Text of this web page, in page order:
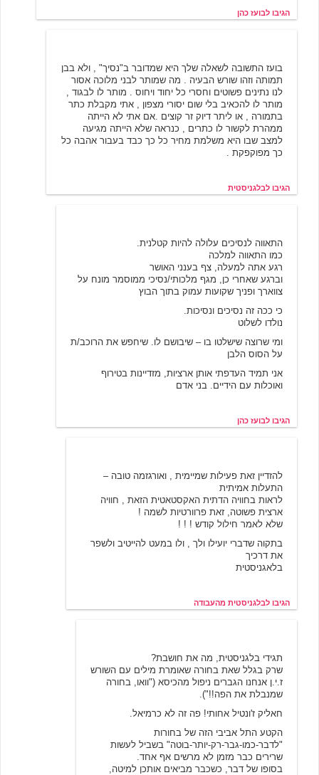
הגיבו לבועז כהן
בועז התשובה לשאלה שלך היא שמדובר ב"נסיך" , ולא בבן
תמותה וזהו שורש הבעיה . מה שמותר לבני מלוכה אסור
לנו נתינים פשוטים וחסרי כל יחוד ויחוס . מותר לו לבגוד ,
מותר לו להכאיב בלי שום יסורי מצפון , אתי מקבלת כתר
בתמורה , או ליתר דיוק זר קוצים .אם אתי לא הייתה
ממהרת לקשור לו כתרים , כנראה שלא הייתה מגיעה
למצב שבו היא משלמת מחיר כל כך כבד בעבור אהבה כל
כך מפוקפקת .
הגיבו לבלגניסטית
התאווה לנסיכים עלולה להיות קטלנית.
כמו התאווה למלכה
רגע אתה למעלה, צף בענני האושר
וברגע שאחרי כן, מגף מלכותי/נסיכי ממוסמר מונח על
צווארך ופניך שקועות עמוק בתוך הבוץ
כי ככה זה נסיכים ונסיכות.
נולדו לשלוט
ומי שרוצה שישלטו בו – שיבושם לו. שיחפש את הרוכב/ת
על הסוס הלבן
אני תמיד העדפתי אותן ארציות, מזדיינות בטירוף
ואוכלות עם הידיים. בני אדם
הגיבו לבועז כהן
להזדיין זאת פעילות שמיימית , ואורגזמה טובה –
התעלות אמיתית
לראות בחוויה הדתית האקסטאטית הזאת , חוויה
ארצית פשוטה, זאת פרוורטיות לשמה !
שלא לאמר חילול קודש ! ! !
בתקוה שדברי יועילו ולך , ולו במעט להייטיב ולשפר
את דרכיך
בלאגניסטית
הגיבו לבלגניסטית מהעבודה
תגידי בלגניסטית, מה את חושבת?
שרק בגלל שאת בחורה שאומרת מילים עם השורש
ז.י.ן אנחנו הגברים ניפול מהכיסא ("וואו, בחורה
שמנבלת את הפה!!").
חאליק ז'ונטיל אחותי! פה זה לא כרמיאל.
הקטע התל אביבי הזה של בחורות
"לדבר-כמו-גבר-רק-יותר-בוטה" בשביל לעשות
שרירים כבר מזמן לא מרשים אף אחד.
בסופו של דבר, כשכבר מביאים אותכן למיטה,